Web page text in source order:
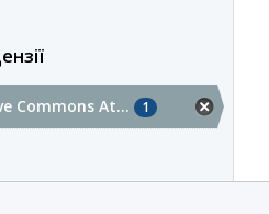
Commons At... 1